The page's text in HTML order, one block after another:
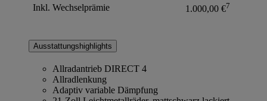
Inkl. Wechselprämie 1.000,00 €7
Ausstattungshighlights
Allradantrieb DIRECT 4
Allradlenkung
Adaptiv variable Dämpfung